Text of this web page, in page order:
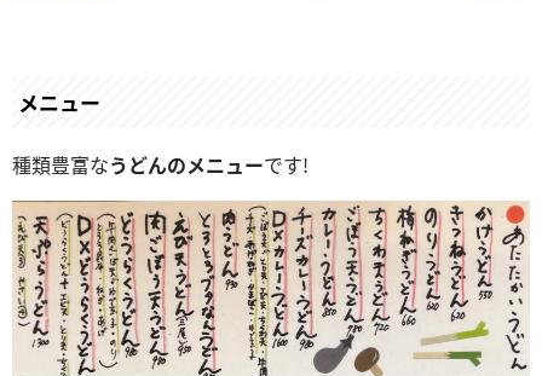
メニュー
種類豊富なうどんのメニューです!